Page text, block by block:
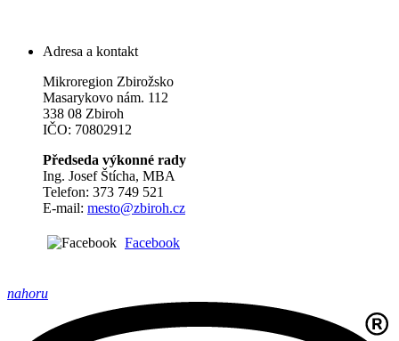
Adresa a kontakt
Mikroregion Zbirožsko
Masarykovo nám. 112
338 08 Zbiroh
IČO: 70802912
Předseda výkonné rady
Ing. Josef Štícha, MBA
Telefon: 373 749 521
E-mail: mesto@zbiroh.cz
Facebook
nahoru